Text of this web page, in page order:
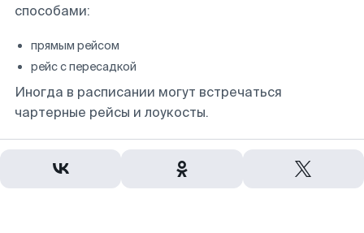
способами:
прямым рейсом
рейс с пересадкой
Иногда в расписании могут встречаться
чартерные рейсы и лоукосты.